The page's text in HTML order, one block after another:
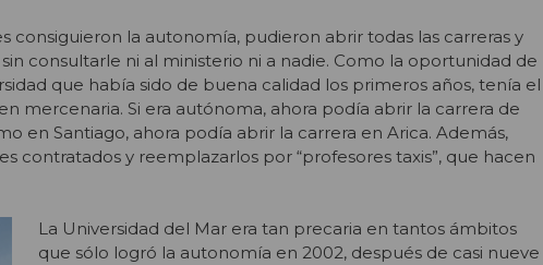
consiguieron la autonomía, pudieron abrir todas las carreras y
consultarle ni al ministerio ni a nadie. Como la oportunidad de
que había sido de buena calidad los primeros años, tenía el
mercenaria. Si era autónoma, ahora podía abrir la carrera de
en Santiago, ahora podía abrir la carrera en Arica. Además,
contratados y reemplazarlos por “profesores taxis”, que hacen
La Universidad del Mar era tan precaria en tantos ámbitos
que sólo logró la autonomía en 2002, después de casi nueve